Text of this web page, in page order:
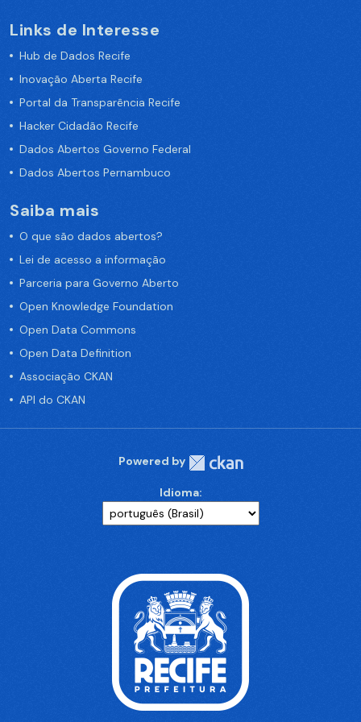
Links de Interesse
Hub de Dados Recife
Inovação Aberta Recife
Portal da Transparência Recife
Hacker Cidadão Recife
Dados Abertos Governo Federal
Dados Abertos Pernambuco
Saiba mais
O que são dados abertos?
Lei de acesso a informação
Parceria para Governo Aberto
Open Knowledge Foundation
Open Data Commons
Open Data Definition
Associação CKAN
API do CKAN
Powered by
Idioma